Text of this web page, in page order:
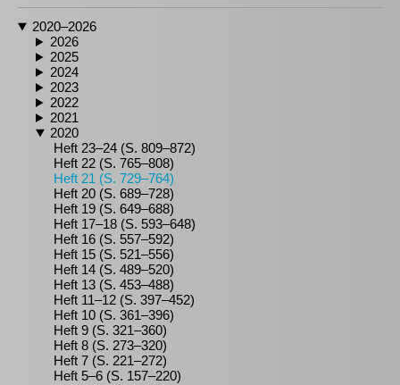
2020–2026
2026
2025
2024
2023
2022
2021
2020
Heft 23–24 (S. 809–872)
Heft 22 (S. 765–808)
Heft 21 (S. 729–764)
Heft 20 (S. 689–728)
Heft 19 (S. 649–688)
Heft 17–18 (S. 593–648)
Heft 16 (S. 557–592)
Heft 15 (S. 521–556)
Heft 14 (S. 489–520)
Heft 13 (S. 453–488)
Heft 11–12 (S. 397–452)
Heft 10 (S. 361–396)
Heft 9 (S. 321–360)
Heft 8 (S. 273–320)
Heft 7 (S. 221–272)
Heft 5–6 (S. 157–220)